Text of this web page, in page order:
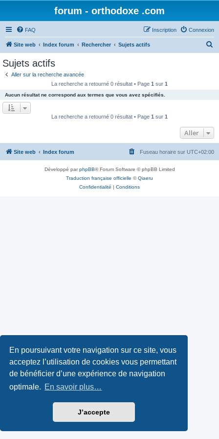
En poursuivant votre navigation sur ce site, vous
acceptez l’utilisation de cookies vous permettant
de bénéficier d’une expérience de navigation
optimale. En savoir plus…
J’accepte
forum - orthodoxe .com
FAQ Connexion
Inscription
Site web Index forum Rechercher Sujets actifs
e
r
Sujets actifs
Aller sur la recherche avancée
La recherche a retourné 0 résultat • Page 1 sur 1
Aucun résultat ne correspond aux termes que vous avez spécifiés.
La recherche a retourné 0 résultat • Page 1 sur 1
Aller
Site web Index forum Fuseau horaire sur UTC+02:00
Développé parphpBB® Forum Software © phpBB Limited
Traduction française officielle ©Qiaeru
Confidentialité | Conditions